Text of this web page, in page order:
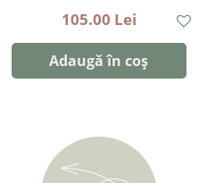
105.00 Lei
Adaugă în coș